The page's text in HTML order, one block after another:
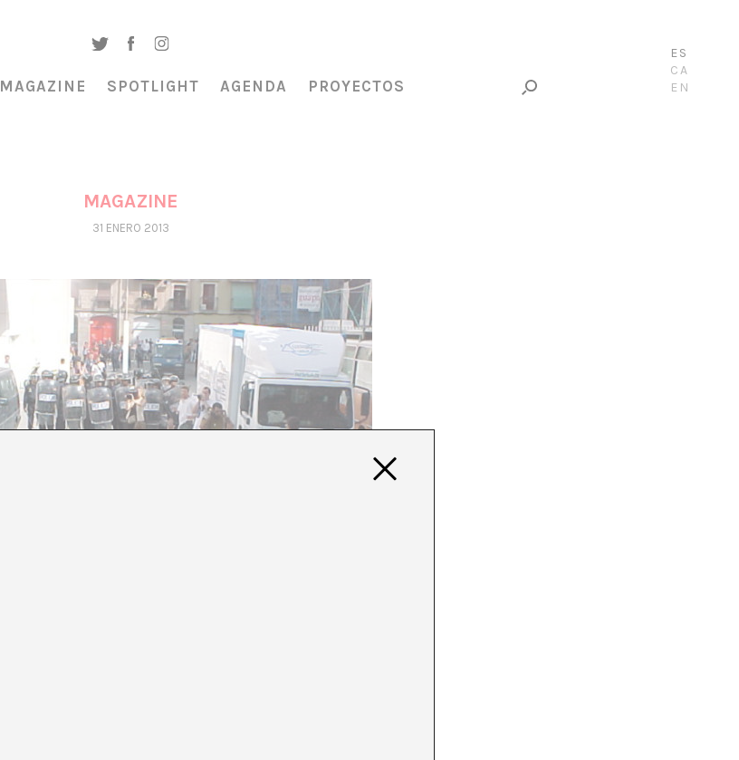
ES
CA
EN
MAGAZINE SPOTLIGHT AGENDA PROYECTOS
MAGAZINE
31 ENERO 2013